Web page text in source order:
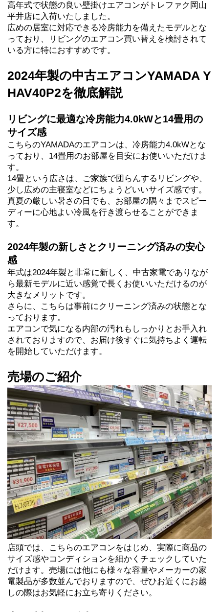
高年式で状態の良い壁掛けエアコンがトレファク岡山
平井店に入荷いたしました。
広めの居室に対応できる冷房能力を備えたモデルとな
っており、リビングのエアコン買い替えを検討されて
いる方に特におすすめです。
2024年製の中古エアコンYAMADA Y
HAV40P2を徹底解説
リビングに最適な冷房能力4.0kWと14畳用の
サイズ感
こちらのYAMADAのエアコンは、冷房能力4.0kWとな
っており、14畳用のお部屋を目安にお使いいただけま
す。
14畳という広さは、ご家族で団らんするリビングや、
少し広めの主寝室などにちょうどいいサイズ感です。
真夏の厳しい暑さの日でも、お部屋の隅々までスピー
ディーに心地よい冷風を行き渡らせることができま
す。
2024年製の新しさとクリーニング済みの安心
感
年式は2024年製と非常に新しく、中古家電でありなが
ら最新モデルに近い感覚で長くお使いいただけるのが
大きなメリットです。
さらに、こちらは事前にクリーニング済みの状態とな
っております。
エアコンで気になる内部の汚れもしっかりとお手入れ
されておりますので、お届け後すぐに気持ちよく運転
を開始していただけます。
売場のご紹介
店頭では、こちらのエアコンをはじめ、実際に商品の
サイズ感やコンディションを細かくチェックしていた
だけます。売場には他にも様々な容量やメーカーの家
電製品が多数並んでおりますので、ぜひお近くにお越
しの際はお気軽にお立ち寄りください。